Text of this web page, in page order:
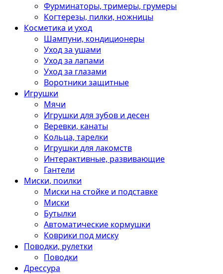
Фурминаторы, тримеры, грумеры
Когтерезы, пилки, ножницы
Косметика и уход
Шампуни, кондиционеры
Уход за ушами
Уход за лапами
Уход за глазами
Воротники защитные
Игрушки
Мячи
Игрушки для зубов и десен
Веревки, канаты
Кольца, тарелки
Игрушки для лакомств
Интерактивные, развивающие
Гантели
Миски, поилки
Миски на стойке и подставке
Миски
Бутылки
Автоматические кормушки
Коврики под миску
Поводки, рулетки
Поводки
Дрессура